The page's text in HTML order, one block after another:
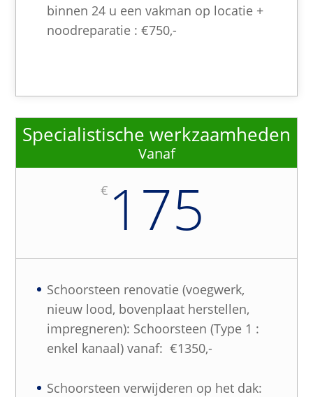
binnen 24 u een vakman op locatie +
noodreparatie : €750,-
Specialistische werkzaamheden
Vanaf
€ 175
Schoorsteen renovatie (voegwerk,
nieuw lood, bovenplaat herstellen,
impregneren): Schoorsteen (Type 1 :
enkel kanaal) vanaf: €1350,-
Schoorsteen verwijderen op het dak: